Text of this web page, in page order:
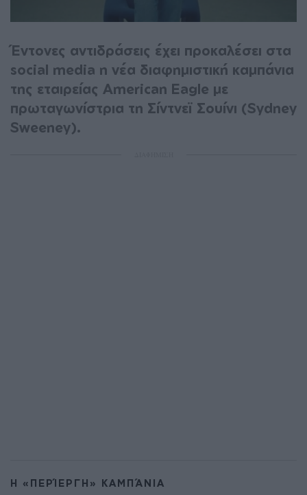
Έντονες αντιδράσεις έχει προκαλέσει στα
social media η νέα διαφημιστική καμπάνια
της εταιρείας American Eagle με
πρωταγωνίστρια τη Σίντνεϊ Σουίνι (Sydney
Sweeney).
Η «ΠΕΡΊΕΡΓΗ» ΚΑΜΠΆΝΙΑ